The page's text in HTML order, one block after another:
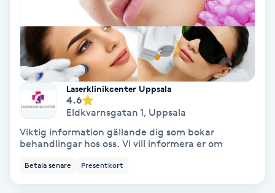
Regndroppsmassage
Reiki
Reikihealing
Reiki massage
Restorative Yoga
Laserklinikcenter Uppsala
4.6
Eldkvarnsgatan 1, Uppsala
Viktig information gällande dig som bokar
behandlingar hos oss. Vi vill informera er om
Betala senare Presentkort